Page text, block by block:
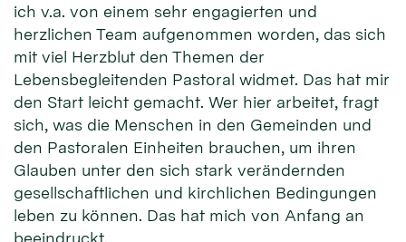
ich v.a. von einem sehr engagierten und
herzlichen Team aufgenommen worden, das sich
mit viel Herzblut den Themen der
Lebensbegleitenden Pastoral widmet. Das hat mir
den Start leicht gemacht. Wer hier arbeitet, fragt
sich, was die Menschen in den Gemeinden und
den Pastoralen Einheiten brauchen, um ihren
Glauben unter den sich stark verändernden
gesellschaftlichen und kirchlichen Bedingungen
leben zu können. Das hat mich von Anfang an
beeindruckt.